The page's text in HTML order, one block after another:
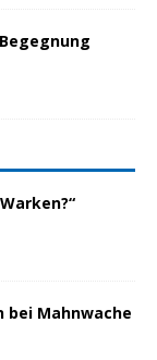
Mahnwache